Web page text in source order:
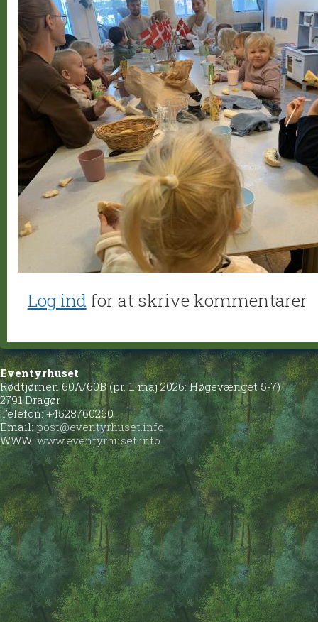
Log ind for at skrive kommentarer
Eventyrhuset
Rødtjørnen 60A/60B (pr. 1. maj 2026: Høgevænget 5-7)
2791 Dragør
Telefon: +4528760260
Email:post@eventyrhuset.info
WWW: www.eventyrhuset.info